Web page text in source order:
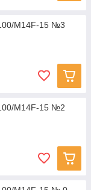
M14F-15 №3
M14F-15 №2